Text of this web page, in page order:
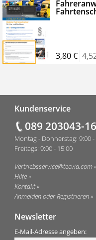
3,80 €
Kundenservice
089 203043-
Montag - Donnerstag: 9:00 -
Freitags: 9:00 - 15:00
Vertriebsservice@tecvia.com
Hilfe
Kontakt
Anmelden oder Registrieren
Newsletter
E-Mail-Adresse angeben: